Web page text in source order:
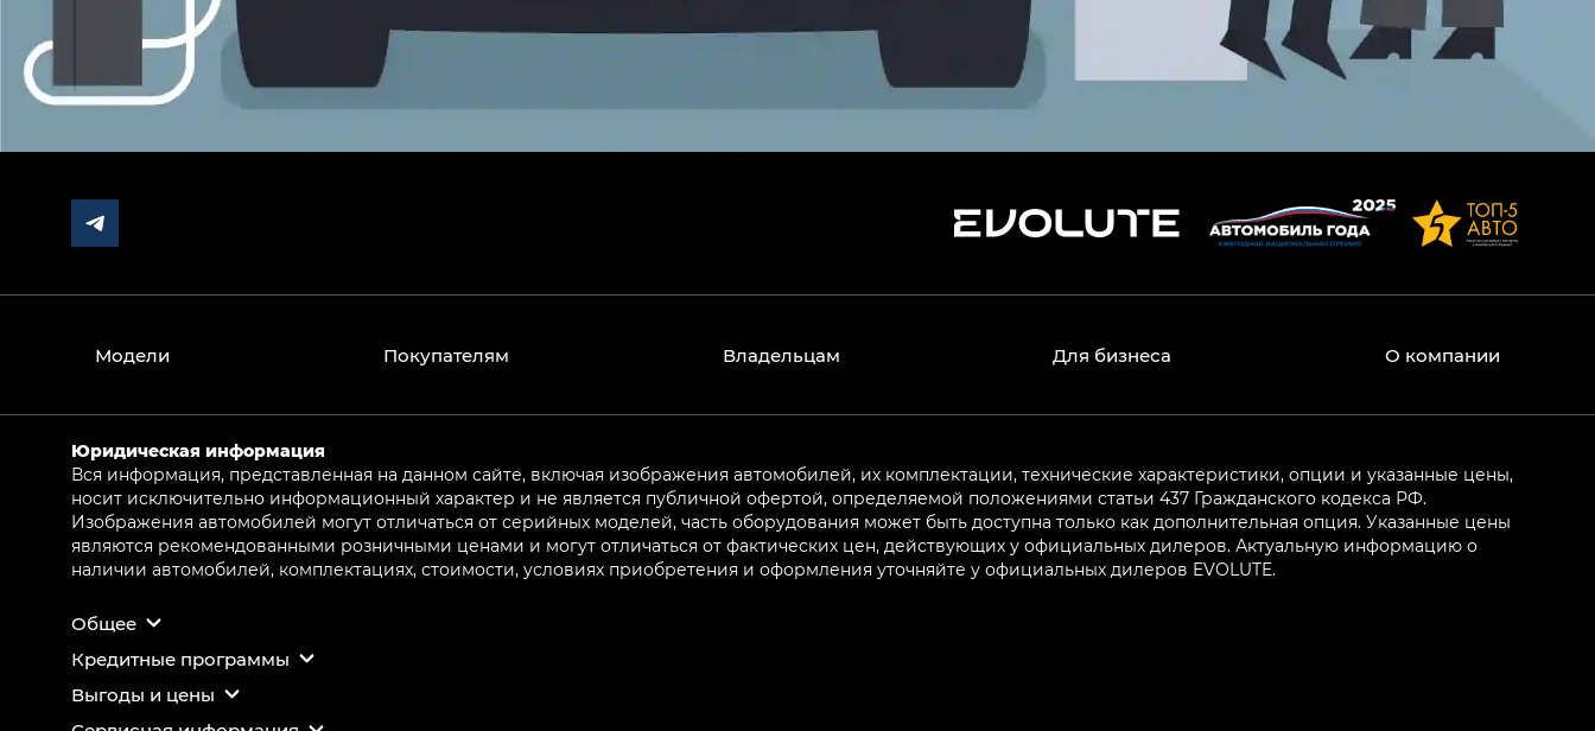
Модели Покупателям Владельцам Для бизнеса О компании
Юридическая информация
Вся информация, представленная на данном сайте, включая изображения автомобилей, их комплектации, технические характеристики, опции и указанные цены,
носит исключительно информационный характер и не является публичной офертой, определяемой положениями статьи 437 Гражданского кодекса РФ.
Изображения автомобилей могут отличаться от серийных моделей, часть оборудования может быть доступна только как дополнительная опция. Указанные цены
являются рекомендованными розничными ценами и могут отличаться от фактических цен, действующих у официальных дилеров. Актуальную информацию о
наличии автомобилей, комплектациях, стоимости, условиях приобретения и оформления уточняйте у официальных дилеров EVOLUTE.
Общее
Кредитные программы
Выгоды и цены